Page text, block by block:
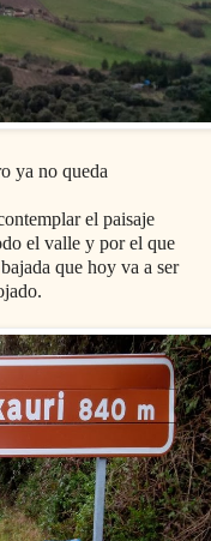
ya no queda
el paisaje
el valle y por el que
que hoy va a ser